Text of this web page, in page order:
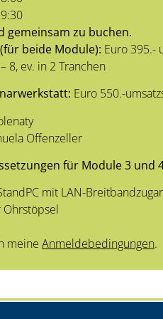
gemeinsam zu buchen.
beide Module): Euro 395.-
8, ev. in 2 Tranchen
Euro 550.-
Offenzeller
für Module 3 und
mit LAN-
meine Anmeldebedingungen.